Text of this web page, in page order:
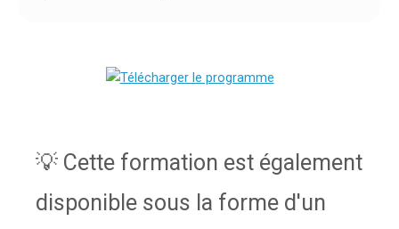
💡 Cette formation est également
disponible sous la forme d'un